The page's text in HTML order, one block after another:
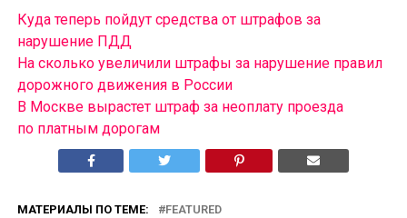
Куда теперь пойдут средства от штрафов за
нарушение ПДД
На сколько увеличили штрафы за нарушение правил
дорожного движения в России
В Москве вырастет штраф за неоплату проезда
по платным дорогам
МАТЕРИАЛЫ ПО ТЕМЕ: FEATURED